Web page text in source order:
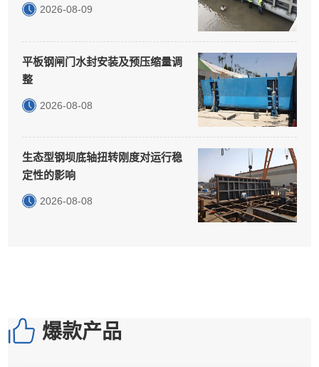
2026-08-09
平板钢闸门水封安装及预压缩量调
整
2026-08-08
生态型钢坝底轴扭转刚度对运行稳
定性的影响
2026-08-08
爆款产品